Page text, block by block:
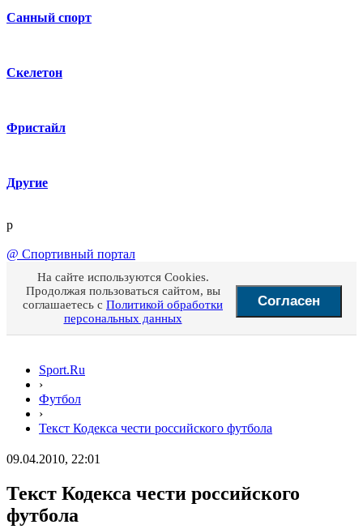
Санный спорт
Скелетон
Фристайл
Другие
p
@ Спортивный портал
На сайте используются Cookies.
Продолжая пользоваться сайтом, вы
соглашаетесь с Политикой обработки
персональных данных
Согласен
Sport.Ru
›
Футбол
›
Текст Кодекса чести российского футбола
09.04.2010, 22:01
Текст Кодекса чести российского
футбола